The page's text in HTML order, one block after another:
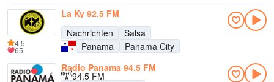
La Ky 92.5 FM
Nachrichten
Salsa
Panama
Panama City
4.5
65
Radio Panama 94.5 FM
94.5 FM